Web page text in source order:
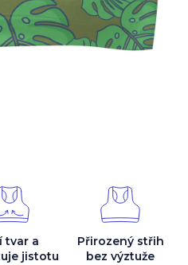
tvar a
jistotu
Přirozený střih
bez výztuže